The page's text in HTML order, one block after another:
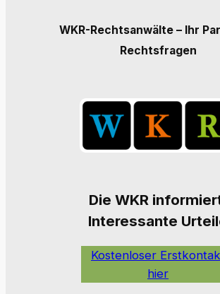
WKR-Rechtsanwälte – Ihr
Rechtsfragen
Die WKR
Interessante
Kostenloser
hier